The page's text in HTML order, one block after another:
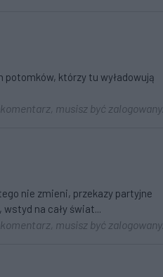
którzy tu wyładowują
musisz być zalogowany.
nie zmieni, przekazy partyjne
na cały świat...
musisz być zalogowany.